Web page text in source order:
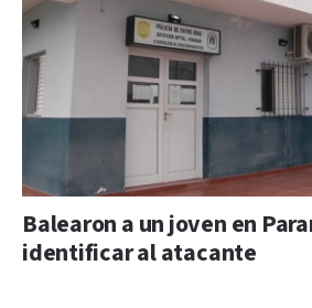
Balearon a un joven en
identificar al atacante